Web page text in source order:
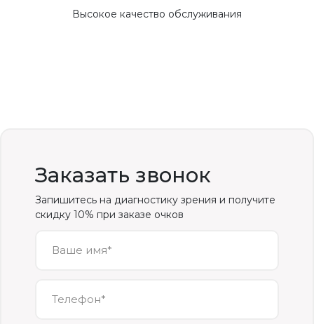
Высокое качество обслуживания
Заказать звонок
Запишитесь на диагностику зрения и получите
скидку 10% при заказе очков
Ваше имя*
Телефон*